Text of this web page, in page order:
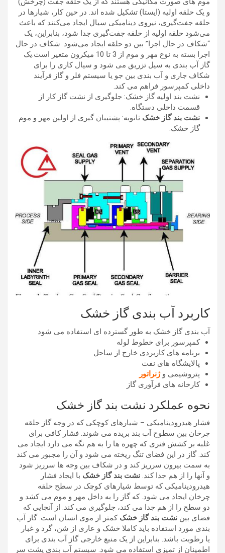
و یک حلقه اولیه (ایستا) تشکیل شده اند. در حین کار، شیارها در
حلقه جفت‌گیری، نیروی دینامیکی سیال ایجاد می‌کنند که باعث
می‌شود حلقه اولیه از حلقه جفت‌گیری جدا شود، بنابراین، یک
“شکاف در حال اجرا” بین دو حلقه ایجاد می‌شود. شکاف در حال
اجرا بسته به نوع مهر و موم از 3 تا 10 میکرون متغیر است.یک
گاز آب بندی به سیل تزریق می شود و سیال کاری را برای
شکاف جاری و آب بندی بین جو یا سیستم فلر و گاز فرآیند
داخلی کمپرسور فراهم می کند.
نشت بند اولیه گاز خشک: جلوگیری از نشت گاز کار از
قسمت داخلی دستگاه.
نشت بند گاز خشک ثانویه: پشتیبان گیری از اولین مهر و موم
گاز خشک.
کاربرد آب بندی گاز خشک
آب بندی گاز خشک به طور گسترده ای استفاده می شود
کمپرسور برای خطوط لوله
برنامه های کاربردی خارج از ساحل
پالایشگاه های نفت
پتروشیمی و ژنراتور
کارخانه های فرآوری گاز
نحوه عملکرد نشت بند گاز خشک
فشار هیدرودینامیکی – شیارهای کوچکی که در وجه گاز حلقه
چرخان بین سطوح آب بند بریده می شوند. فشار کافی برای
غلبه بر کشش فنری که چهره ها را به هم نگه می دارد ایجاد می
کند. گاز در این فضای تنگ ریخته می شود و آن را مجبور می کند
به سمت بیرون سرریز کند و در شکاف بین وجه ها سرریز شود
و آنها را از هم جدا کند. نشت بند گاز خشک با ایجاد فشار
هیدرودینامیکی که توسط شیارهای کوچک در سطح حلقه
چرخان ایجاد می شود. که گاز را به داخل مهر و موم می کشد و
دو سطح را از هم جدا می کند، جلوگیری می کند. از آنجایی که
فضای بین نشت بند گاز خشک کمتر از موی انسان است. گاز آب
بندی مورد استفاده باید کاملا خشک و عاری از شن، گرد و غبار
یا رطوبت باشد. بنابراین از یک منبع خارجی گاز آب بندی برای
اطمینان از تمیزی استفاده می شود. سیستم آب بندی پشت سر